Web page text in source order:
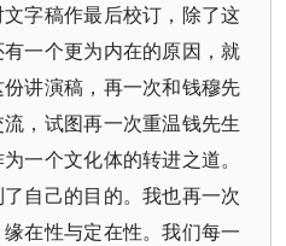
字稿作最后校订，除了这
一个更为内在的原因，就
讲演稿，再一次和钱穆先
，试图再一次重温钱先生
一个文化体的转进之道。
自己的目的。我也再一次
在性与定在性。我们每一